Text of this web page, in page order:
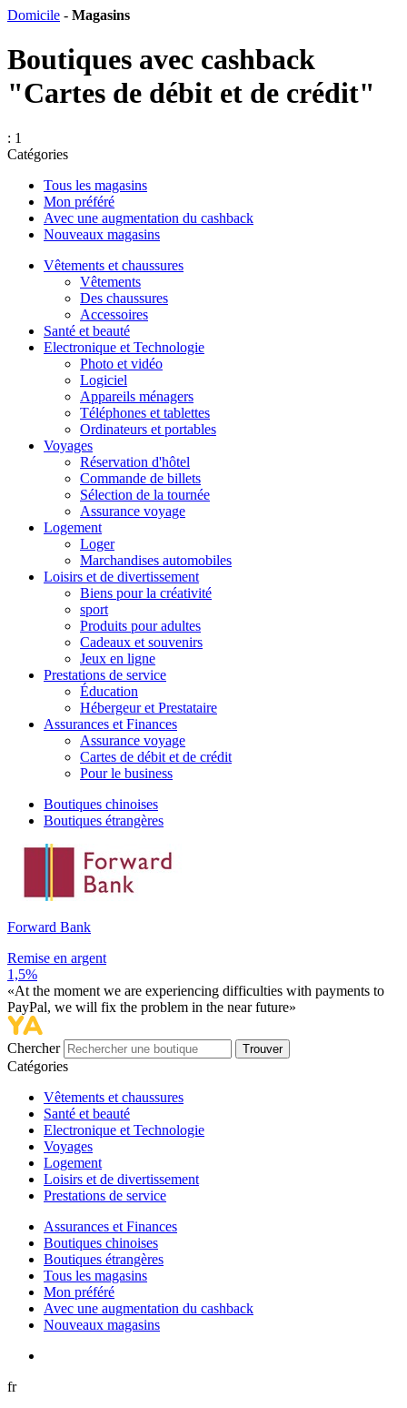
Domicile - Magasins
Boutiques avec cashback
"Cartes de débit et de crédit"
: 1
Catégories
Tous les magasins
Mon préféré
Avec une augmentation du cashback
Nouveaux magasins
Vêtements et chaussures
Vêtements
Des chaussures
Accessoires
Santé et beauté
Electronique et Technologie
Photo et vidéo
Logiciel
Appareils ménagers
Téléphones et tablettes
Ordinateurs et portables
Voyages
Réservation d'hôtel
Commande de billets
Sélection de la tournée
Assurance voyage
Logement
Loger
Marchandises automobiles
Loisirs et de divertissement
Biens pour la créativité
sport
Produits pour adultes
Cadeaux et souvenirs
Jeux en ligne
Prestations de service
Éducation
Hébergeur et Prestataire
Assurances et Finances
Assurance voyage
Cartes de débit et de crédit
Pour le business
Boutiques chinoises
Boutiques étrangères
Forward Bank
Remise en argent
1,5%
«At the moment we are experiencing difficulties with payments to
PayPal, we will fix the problem in the near future»
Chercher Trouver
Catégories
Vêtements et chaussures
Santé et beauté
Electronique et Technologie
Voyages
Logement
Loisirs et de divertissement
Prestations de service
Assurances et Finances
Boutiques chinoises
Boutiques étrangères
Tous les magasins
Mon préféré
Avec une augmentation du cashback
Nouveaux magasins
fr